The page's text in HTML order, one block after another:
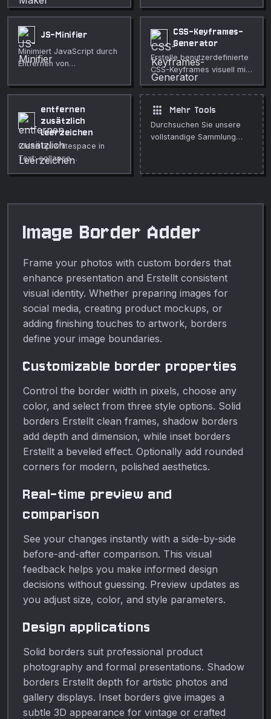
Demotivational-Poster mit
schwarzem Rahmen,
weißem Titel und kursivem
Untertitel.
zwischen Luminanz-,
Durchschnitts- und
Helligkeitsalgorithmen mit
einstellbarer Intensität.
JS-Minifier
Minimiert JavaScript durch
Entfernen von
Leerzeichen.
CSS-Keyframes-
Generator
Erstelle benutzerdefinierte
CSS-Keyframes visuell mit
Live-Vorschau und
kopierfertigem Code.
entfernen
zusätzlich
Leerzeichen
Clean up whitespace in
Text: collapse
apps Mehr Tools
Durchsuchen Sie unsere
vollstandige Sammlung
Image Border Adder
Frame your photos with custom borders that
enhance presentation and Erstellt consistent
visual identity. Whether preparing images for
social media, creating product mockups, or
adding finishing touches to artwork, borders
define your image boundaries.
Customizable border properties
Control the border width in pixels, choose any
color, and select from three style options. Solid
borders Erstellt clean frames, shadow borders
add depth and dimension, while inset borders
Erstellt a beveled effect. Optionally add rounded
corners for modern, polished aesthetics.
Real-time preview and
comparison
See your changes instantly with a side-by-side
before-and-after comparison. This visual
feedback helps you make informed design
decisions without guessing. Preview updates as
you adjust size, color, and style parameters.
Design applications
Solid borders suit professional product
photography and formal presentations. Shadow
borders Erstellt depth for artistic photos and
gallery displays. Inset borders give images a
subtle 3D appearance for vintage or crafted